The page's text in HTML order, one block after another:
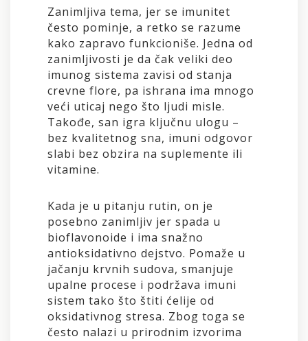
Zanimljiva tema, jer se imunitet
često pominje, a retko se razume
kako zapravo funkcioniše. Jedna od
zanimljivosti je da čak veliki deo
imunog sistema zavisi od stanja
crevne flore, pa ishrana ima mnogo
veći uticaj nego što ljudi misle.
Takođe, san igra ključnu ulogu –
bez kvalitetnog sna, imuni odgovor
slabi bez obzira na suplemente ili
vitamine.
Kada je u pitanju rutin, on je
posebno zanimljiv jer spada u
bioflavonoide i ima snažno
antioksidativno dejstvo. Pomaže u
jačanju krvnih sudova, smanjuje
upalne procese i podržava imuni
sistem tako što štiti ćelije od
oksidativnog stresa. Zbog toga se
često nalazi u prirodnim izvorima